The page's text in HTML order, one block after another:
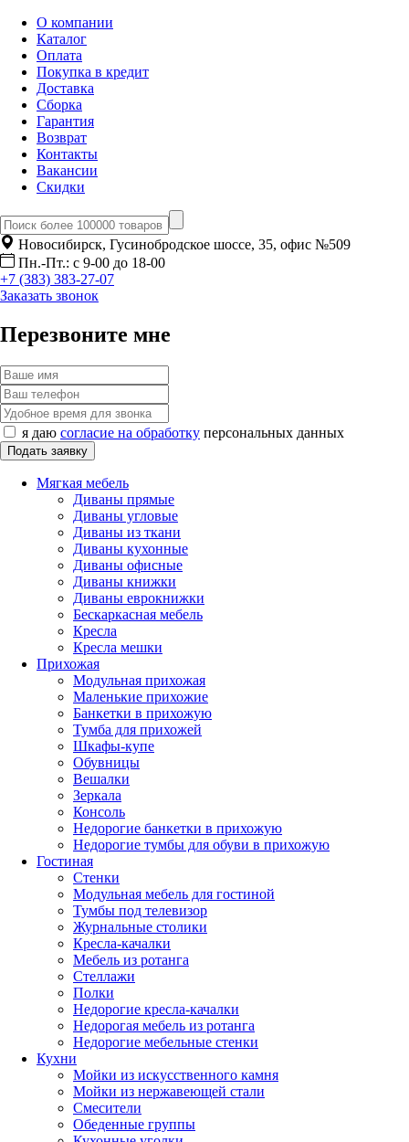
О компании
Каталог
Оплата
Покупка в кредит
Доставка
Сборка
Гарантия
Возврат
Контакты
Вакансии
Скидки
Новосибирск, Гусинобродское шоссе, 35, офис №509
Пн.-Пт.: с 9-00 до 18-00
+7 (383) 383-27-07
Заказать звонок
Перезвоните мне
я даю согласие на обработку персональных данных
Мягкая мебель
Диваны прямые
Диваны угловые
Диваны из ткани
Диваны кухонные
Диваны офисные
Диваны книжки
Диваны еврокнижки
Бескаркасная мебель
Кресла
Кресла мешки
Прихожая
Модульная прихожая
Маленькие прихожие
Банкетки в прихожую
Тумба для прихожей
Шкафы-купе
Обувницы
Вешалки
Зеркала
Консоль
Недорогие банкетки в прихожую
Недорогие тумбы для обуви в прихожую
Гостиная
Стенки
Модульная мебель для гостиной
Тумбы под телевизор
Журнальные столики
Кресла-качалки
Мебель из ротанга
Стеллажи
Полки
Недорогие кресла-качалки
Недорогая мебель из ротанга
Недорогие мебельные стенки
Кухни
Мойки из искусственного камня
Мойки из нержавеющей стали
Смесители
Обеденные группы